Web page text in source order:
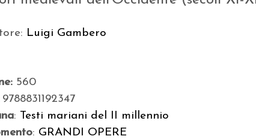
Luigi Gambero
560
9788831192347
: Testi mariani del II millennio
: GRANDI OPERE